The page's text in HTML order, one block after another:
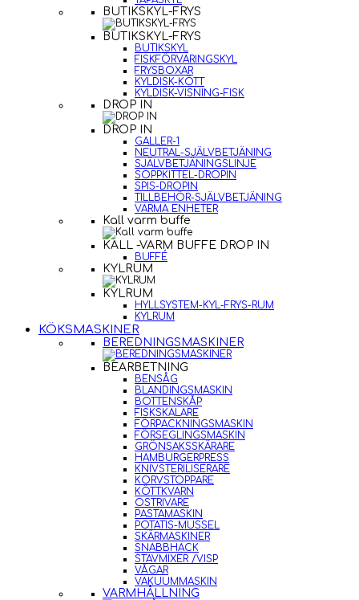
BUTIKSKYL-FRYS
BUTIKSKYL-FRYS
BUTIKSKYL
FISKFÖRVARINGSKYL
FRYSBOXAR
KYLDISK-KÖTT
KYLDISK-VISNING-FISK
DROP IN
DROP IN
GALLER-1
NEUTRAL-SJÄLVBETJÄNING
SJÄLVBETJÄNINGSLINJE
SOPPKITTEL-DROPIN
SPIS-DROPIN
TILLBEHÖR-SJÄLVBETJÄNING
VARMA ENHETER
Kall varm buffe
KALL -VARM BUFFE DROP IN
BUFFÉ
KYLRUM
KYLRUM
HYLLSYSTEM-KYL-FRYS-RUM
KYLRUM
KÖKSMASKINER
BEREDNINGSMASKINER
BEARBETNING
BENSÅG
BLANDINGSMASKIN
BOTTENSKÅP
FISKSKALARE
FÖRPACKNINGSMASKIN
FÖRSEGLINGSMASKIN
GRÖNSAKSSKÄRARE
HAMBURGERPRESS
KNIVSTERILISERARE
KORVSTOPPARE
KÖTTKVARN
OSTRIVARE
PASTAMASKIN
POTATIS-MUSSEL
SKÄRMASKINER
SNABBHACK
STAVMIXER /VISP
VÅGAR
VAKUUMMASKIN
VARMHÅLLNING